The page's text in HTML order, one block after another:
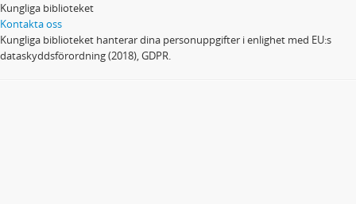
Kungliga biblioteket
Kontakta oss
Kungliga biblioteket hanterar dina personuppgifter i enlighet med EU:s
dataskyddsförordning (2018), GDPR.